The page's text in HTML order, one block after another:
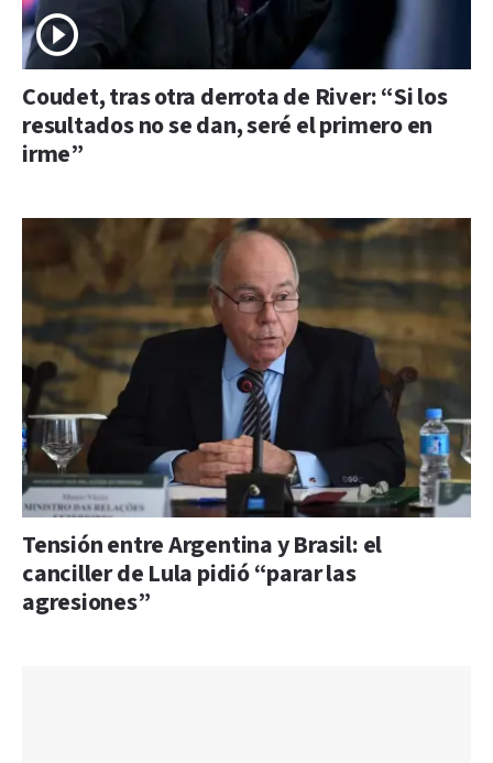
Coudet, tras otra derrota de River: “Si los
resultados no se dan, seré el primero en
irme”
Tensión entre Argentina y Brasil: el
canciller de Lula pidió “parar las
agresiones”